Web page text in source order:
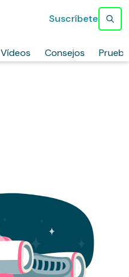
Vídeos Consejos
Suscríbete